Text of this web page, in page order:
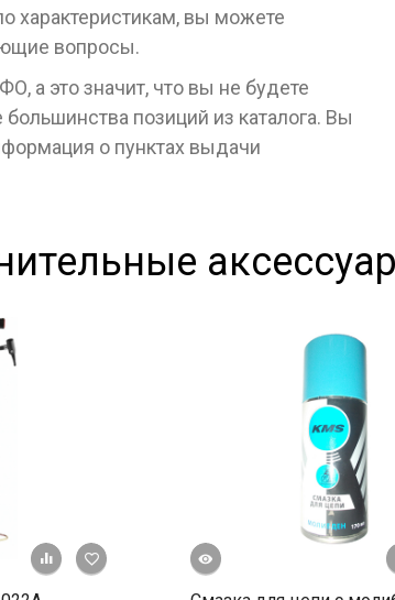
характеристикам, вы можете
вопросы.
а это значит, что вы не будете
позиций из каталога. Вы
о пунктах выдачи
+ К сравнению
В избранное
Быстрый просмотр